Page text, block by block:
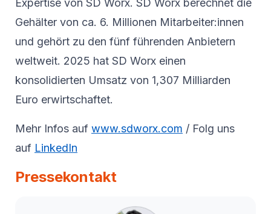
Expertise von SD Worx. SD Worx berechnet die
Gehälter von ca. 6. Millionen Mitarbeiter:innen
und gehört zu den fünf führenden Anbietern
weltweit. 2025 hat SD Worx einen
konsolidierten Umsatz von 1,307 Milliarden
Euro erwirtschaftet.
Mehr Infos auf www.sdworx.com / Folg uns
auf LinkedIn
Pressekontakt